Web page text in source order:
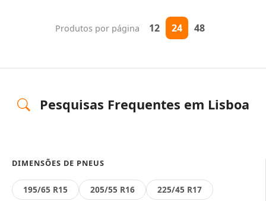
Produtos por página 12 24 48
Pesquisas Frequentes em Lisboa
DIMENSÕES DE PNEUS
195/65 R15 205/55 R16 225/45 R17